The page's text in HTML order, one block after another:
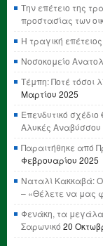
Την επέτειο της
προστασίας των
Η τραγική
Νοσοκομείο
Τέμπη: Ποτέ τόσοι
Μαρτίου 2025
Επενδυτικό σχέδιο
Αλυκές Αναβύσσου
Παραιτήθηκε από
Φεβρουαρίου 2025
Ναταλί Κακκαβά:
– «Θέλετε να μας
Φενάκη, τα
Σαρωνικό 20